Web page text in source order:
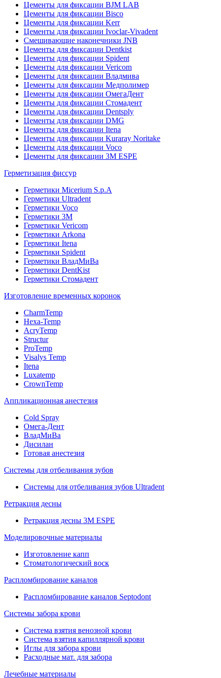
Цементы для фиксации BJM LAB
Цементы для фиксации Bisco
Цементы для фиксации Kerr
Цементы для фиксации Ivoclar-Vivadent
Смешивающие наконечники JNB
Цементы для фиксации Dentkist
Цементы для фиксации Spident
Цементы для фиксации Vericom
Цементы для фиксации Владмива
Цементы для фиксации Медполимер
Цементы для фиксации ОмегаДент
Цементы для фиксации Стомадент
Цементы для фиксации Dentsply
Цементы для фиксации DMG
Цементы для фиксации Itena
Цементы для фиксации Kuraray Noritake
Цементы для фиксации Voco
Цементы для фиксации 3M ESPE
Герметизация фиссур
Герметики Micerium S.p.A
Герметики Ultradent
Герметики Voco
Герметики 3M
Герметики Vericom
Герметики Arkona
Герметики Itena
Герметики Spident
Герметики ВладМиВа
Герметики DentKist
Герметики Стомадент
Изготовление временных коронок
CharmTemp
Hexa-Temp
AcryTemp
Structur
ProTemp
Visalys Temp
Itena
Luxatemp
CrownTemp
Аппликационная анестезия
Cold Spray
Омега-Дент
ВладМиВа
Дисилан
Готовая анестезия
Системы для отбеливания зубов
Системы для отбеливания зубов Ultradent
Ретракция десны
Ретракция десны 3M ESPE
Моделировочные материалы
Изготовление капп
Стоматологический воск
Распломбирование каналов
Распломбирование каналов Septodont
Системы забора крови
Система взятия венозной крови
Система взятия капиллярной крови
Иглы для забора крови
Расходные мат. для забора
Лечебные материалы